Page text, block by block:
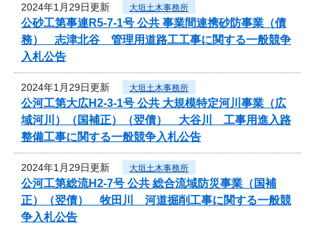
2024年1月29日更新 大垣土木事務所
公砂工第事連R5-7-1号 公共 事業間連携砂防事業（債
務） 志津北谷 管理用道路工工事に関する一般競争
入札公告
2024年1月29日更新 大垣土木事務所
公河工第大広H2-3-1号 公共 大規模特定河川事業（広
域河川）（国補正）（翌債） 大谷川 工事用進入路
整備工事に関する一般競争入札公告
2024年1月29日更新 大垣土木事務所
公河工第総流H2-7号 公共 総合流域防災事業（国補
正）（翌債） 牧田川 河道掘削工事に関する一般競
争入札公告